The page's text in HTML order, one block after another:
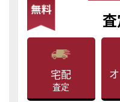
宅配
査定